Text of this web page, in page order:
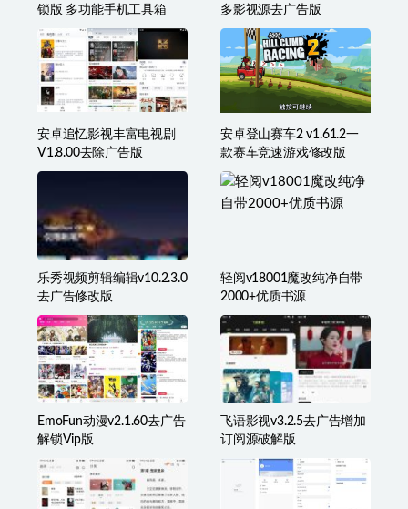
锁版 多功能手机工具箱
多影视源去广告版
安卓追忆影视丰富电视剧
V1.8.00去除广告版
安卓登山赛车2 v1.61.2一
款赛车竞速游戏修改版
乐秀视频剪辑编辑v10.2.3.0
去广告修改版
轻阅v18001魔改纯净自带
2000+优质书源
EmoFun动漫v2.1.60去广告
解锁Vip版
飞语影视v3.2.5去广告增加
订阅源破解版